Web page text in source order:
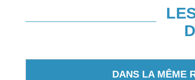
DANS LA MÊME